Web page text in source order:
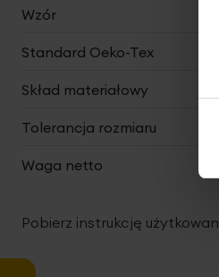
Wzór
Standard Oeko-Tex
Skład materiałowy
Tolerancja rozmiaru
Waga netto
Pobierz instrukcję